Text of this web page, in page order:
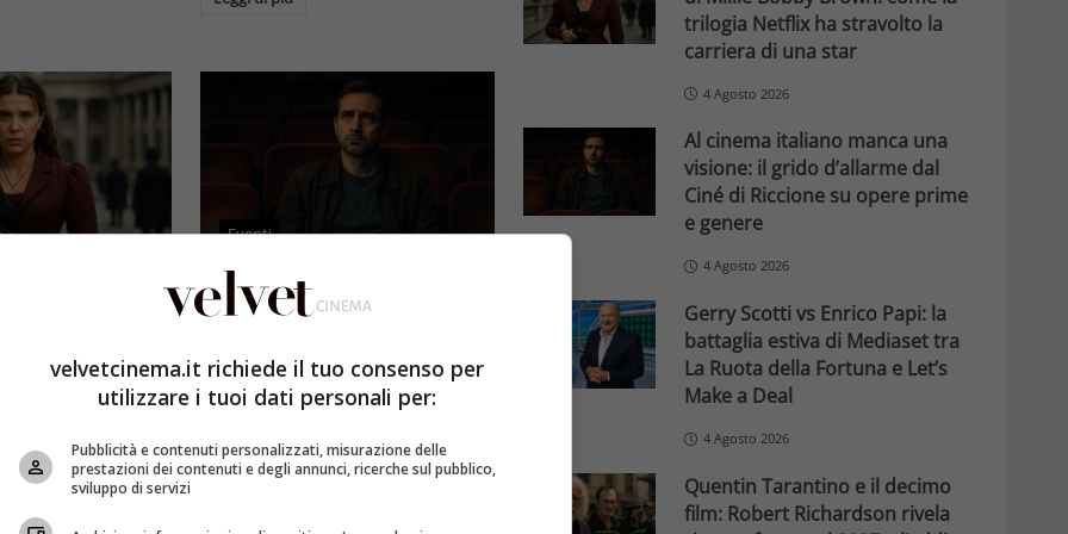
stravolto la
3, Millie
un salto
Eventi
Al cinema italiano manca una
Ciné di Riccione su opere prime
e genere
Il cinema italiano opere prime
trilogia Netflix ha stravolto la
carriera di una star
4 Agosto 2026
Al cinema italiano manca una
visione: il grido d’allarme dal
Ciné di Riccione su opere prime
e genere
4 Agosto 2026
Gerry Scotti vs Enrico Papi: la
battaglia estiva di Mediaset tra
La Ruota della Fortuna e Let’s
Make a Deal
4 Agosto 2026
Quentin Tarantino e il decimo
film: Robert Richardson rivela
velvetcinema.it richiede il tuo consenso per
utilizzare i tuoi dati personali per:
Pubblicità e contenuti personalizzati, misurazione delle
prestazioni dei contenuti e degli annunci, ricerche sul pubblico,
sviluppo di servizi